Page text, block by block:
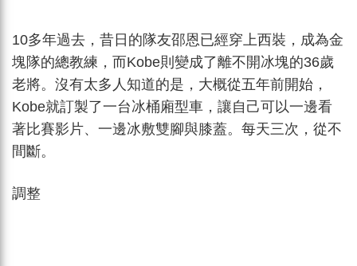
10多年過去，昔日的隊友邵恩已經穿上西裝，成為金
塊隊的總教練，而Kobe則變成了離不開冰塊的36歲
老將。沒有太多人知道的是，大概從五年前開始，
Kobe就訂製了一台冰桶廂型車，讓自己可以一邊看
著比賽影片、一邊冰敷雙腳與膝蓋。每天三次，從不
間斷。
調整